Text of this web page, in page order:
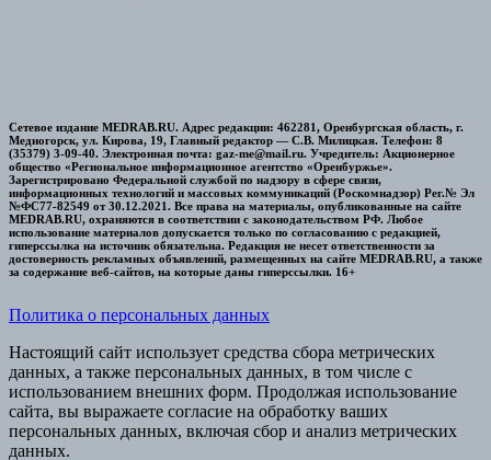
Сетевое издание MEDRAB.RU. Адрес редакции: 462281, Оренбургская область, г.
Медногорск, ул. Кирова, 19, Главный редактор — С.В. Милицкая. Телефон: 8
(35379) 3-09-40. Электронная почта: gaz-me@mail.ru. Учредитель: Акционерное
общество «Региональное информационное агентство «Оренбуржье».
Зарегистрировано Федеральной службой по надзору в сфере связи,
информационных технологий и массовых коммуникаций (Роскомнадзор) Рег.№ Эл
№ФС77-82549 от 30.12.2021. Все права на материалы, опубликованные на сайте
MEDRAB.RU, охраняются в соответствии с законодательством РФ. Любое
использование материалов допускается только по согласованию с редакцией,
гиперссылка на источник обязательна. Редакция не несет ответственности за
достоверность рекламных объявлений, размещенных на сайте MEDRAB.RU, а также
за содержание веб-сайтов, на которые даны гиперссылки. 16+
Политика о персональных данных
Настоящий сайт использует средства сбора метрических
данных, а также персональных данных, в том числе с
использованием внешних форм. Продолжая использование
сайта, вы выражаете согласие на обработку ваших
персональных данных, включая сбор и анализ метрических
данных.